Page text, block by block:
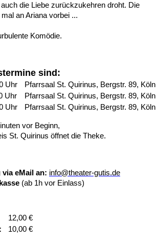
die Liebe zurückzukehren droht. Die
an Ariana vorbei ...
Komödie.
sind:
Uhr
Pfarrsaal St. Quirinus, Bergstr. 89,
Uhr
Pfarrsaal St. Quirinus, Bergstr. 89,
Uhr
Pfarrsaal St. Quirinus, Bergstr. 89,
vor Beginn,
St. Quirinus öffnet die Theke.
viaeMail an: info@theater-gutis.de
(ab 1h vor Einlass)
12,00 €
10,00 €